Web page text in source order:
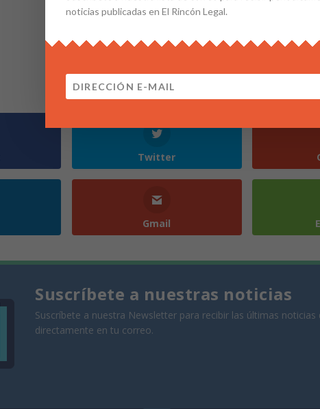
Twitter
Gmail
Suscríbete a nuestras noticias
Suscríbete a nuestra Newsletter para recibir las últimas
directamente en tu correo.
noticias publicadas en El Rincón Legal.